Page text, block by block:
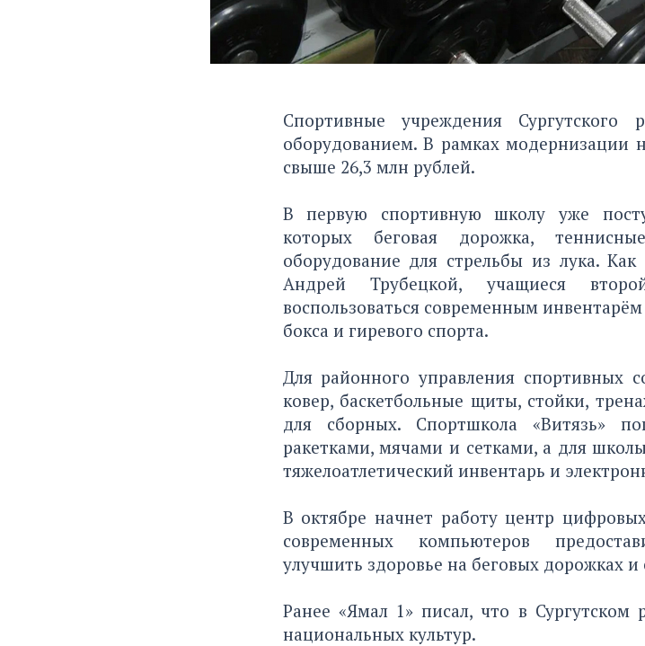
Спортивные учреждения
оборудованием. В рамках модернизации
свыше 26,3 млн рублей.
В первую спортивную школу уже
которых беговая дорожка,
оборудование для стрельбы из лука.
Андрей Трубецкой, учащиеся
воспользоваться современным
бокса и гиревого спорта.
Для районного управления спортивных
ковер, баскетбольные щиты, стойки,
для сборных. Спортшкола «Витязь»
ракетками, мячами и сетками, а для
тяжелоатлетический инвентарь и
В октябре начнет работу центр
современных компьютеров
улучшить здоровье на беговых дорожках
Ранее «Ямал 1» писал, что в
национальных культур.